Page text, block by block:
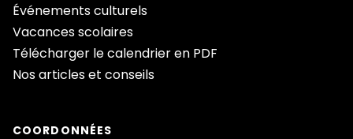
Événements culturels
Vacances scolaires
Télécharger le calendrier en PDF
Nos articles et conseils
COORDONNÉES